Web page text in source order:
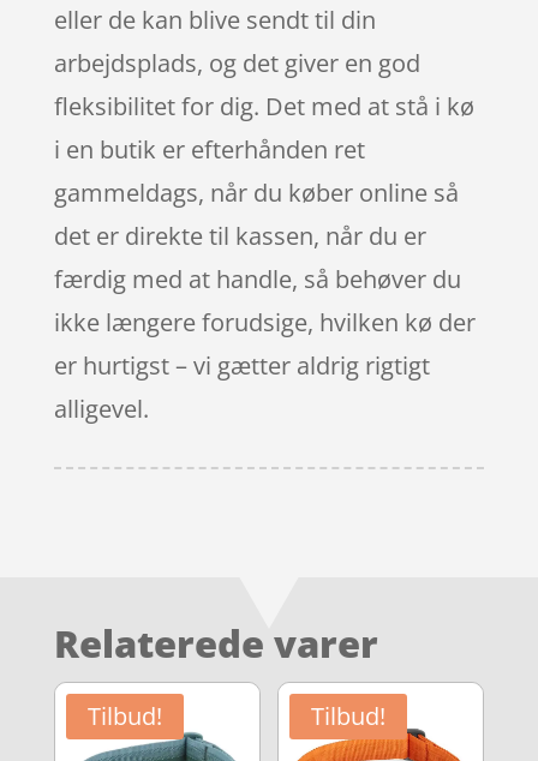
eller de kan blive sendt til din
arbejdsplads, og det giver en god
fleksibilitet for dig. Det med at stå i kø
i en butik er efterhånden ret
gammeldags, når du køber online så
det er direkte til kassen, når du er
færdig med at handle, så behøver du
ikke længere forudsige, hvilken kø der
er hurtigst – vi gætter aldrig rigtigt
alligevel.
Relaterede varer
Tilbud! Tilbud!